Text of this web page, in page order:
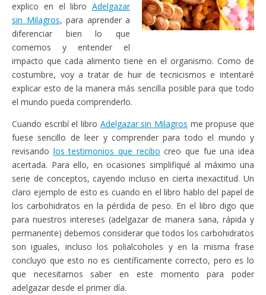
explico en el libro Adelgazar
sin Milagros, para aprender a
diferenciar bien lo que
comemos y entender el
impacto que cada alimento tiene en el organismo. Como de
costumbre, voy a tratar de huir de tecnicismos e intentaré
explicar esto de la manera más sencilla posible para que todo
el mundo pueda comprenderlo.
Cuando escribí el libro Adelgazar sin Milagros me propuse que
fuese sencillo de leer y comprender para todo el mundo y
revisando los testimonios que recibo creo que fue una idea
acertada. Para ello, en ocasiones simplifiqué al máximo una
serie de conceptos, cayendo incluso en cierta inexactitud. Un
claro ejemplo de esto es cuando en el libro hablo del papel de
los carbohidratos en la pérdida de peso. En el libro digo que
para nuestros intereses (adelgazar de manera sana, rápida y
permanente) debemos considerar que todos los carbohidratos
son iguales, incluso los polialcoholes y en la misma frase
concluyo que esto no es científicamente correcto, pero es lo
que necesitamos saber en este momento para poder
adelgazar desde el primer día.